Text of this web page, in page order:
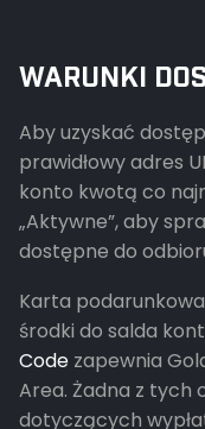
WARUNKI
Aby uzyskać
prawidłowy adres
konto kwotą co
„Aktywne”, aby
dostępne do
Karta
środki do salda
Code zapewnia
Area. Żadna z tych
dotyczących